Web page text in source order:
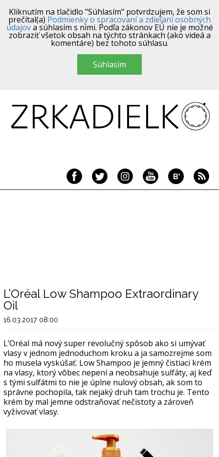
Kliknutím na tlačidlo "Súhlasím" potvrdzujem, že som si
prečítal(a) Podmienky o spracovaní a zdieľaní osobných
údajova súhlasím s nimi. Podľa zákonov EÚ nie je možné
zobraziť všetok obsah na týchto stránkach (ako videá a
komentáre) bez tohoto súhlasu.
Súhlasím
L’Oréal Low Shampoo Extraordinary
Oil
16.03.2017 08:00
L’Oréal má nový super revolučný spôsob ako si umývať
vlasy v jednom jednoduchom kroku a ja samozrejme som
ho musela vyskúšať. Low Shampoo je jemný čistiaci krém
na vlasy, ktorý vôbec nepení a neobsahuje sulfáty, aj keď
s tými sulfátmi to nie je úplne nulový obsah, ak som to
správne pochopila, tak nejaký druh tam trochu je. Tento
krém by mal jemne odstraňovať nečistoty a zároveň
vyživovať vlasy.